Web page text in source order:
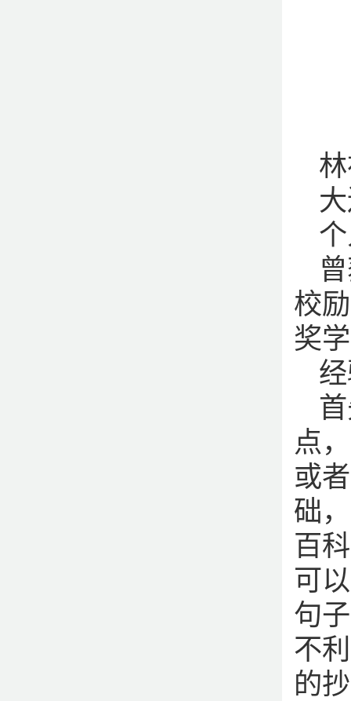
校
奖
点
或
础
百
可
句
不
的